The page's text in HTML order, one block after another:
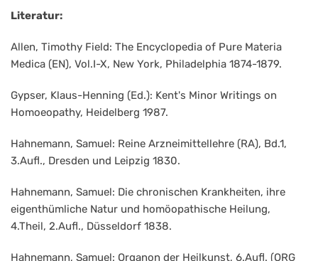
Literatur:
Allen, Timothy Field: The Encyclopedia of Pure Materia
Medica (EN), Vol.I-X, New York, Philadelphia 1874-1879.
Gypser, Klaus-Henning (Ed.): Kent's Minor Writings on
Homoeopathy, Heidelberg 1987.
Hahnemann, Samuel: Reine Arzneimittellehre (RA), Bd.1,
3.Aufl., Dresden und Leipzig 1830.
Hahnemann, Samuel: Die chronischen Krankheiten, ihre
eigenthümliche Natur und homöopathische Heilung,
4.Theil, 2.Aufl., Düsseldorf 1838.
Hahnemann, Samuel: Organon der Heilkunst, 6.Aufl. (ORG